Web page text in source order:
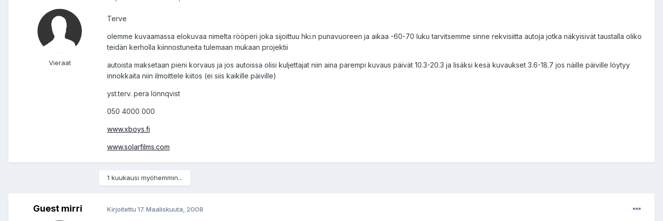
Vieraat
Terve
olemme kuvaamassa elokuvaa nimelta rööperi joka sijoittuu hki.n punavuoreen ja aikaa -60-70 luku tarvitsemme sinne rekvisiitta autoja jotka näkyisivät taustalla oliko
teidän kerholla kiinnostuneita tulemaan mukaan projektii
autoista maksetaan pieni korvaus ja jos autoissa olisi kuljettajat niin aina parempi kuvaus päivät 10.3-20.3 ja lisäksi kesä kuvaukset 3.6-18.7 jos näille päiville löytyy
innokkaita niin ilmoittele kiitos (ei siis kaikille päiville)
yst.terv. pera lönnqvist
050 4000 000
www.xboys.fi
www.solarfilms.com
1 kuukausi myöhemmin...
Guest mirri Kirjoitettu 17. Maaliskuuta, 2008